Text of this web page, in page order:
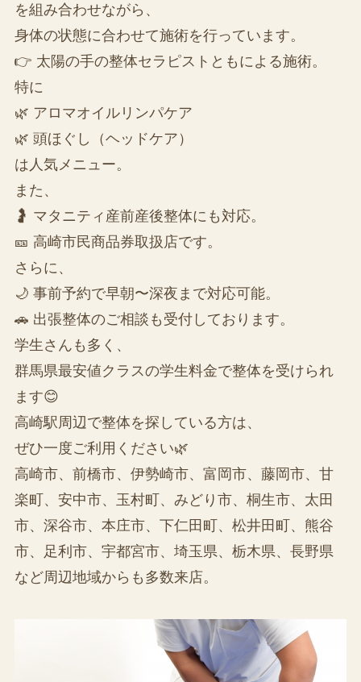
を組み合わせながら、
身体の状態に合わせて施術を行っています。
👉 太陽の手の整体セラピストともによる施術。
特に
🌿 アロマオイルリンパケア
🌿 頭ほぐし（ヘッドケア）
は人気メニュー。
また、
🤰 マタニティ産前産後整体にも対応。
🎫 高崎市民商品券取扱店です。
さらに、
🌙 事前予約で早朝〜深夜まで対応可能。
🚗 出張整体のご相談も受付しております。
学生さんも多く、
群馬県最安値クラスの学生料金で整体を受けられ
ます😊
高崎駅周辺で整体を探している方は、
ぜひ一度ご利用ください🌿
高崎市、前橋市、伊勢崎市、富岡市、藤岡市、甘
楽町、安中市、玉村町、みどり市、桐生市、太田
市、深谷市、本庄市、下仁田町、松井田町、熊谷
市、足利市、宇都宮市、埼玉県、栃木県、長野県
など周辺地域からも多数来店。